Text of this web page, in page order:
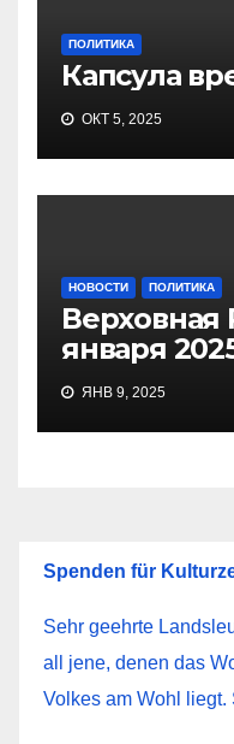
ПОЛИТИКА
Капсула
ОКТ 5, 2025
НОВОСТИ ПОЛИТИКА
Верховная
января
ЯНВ 9, 2025
Spenden für
Sehr geehrte
all jene, denen das
Volkes am Wohl